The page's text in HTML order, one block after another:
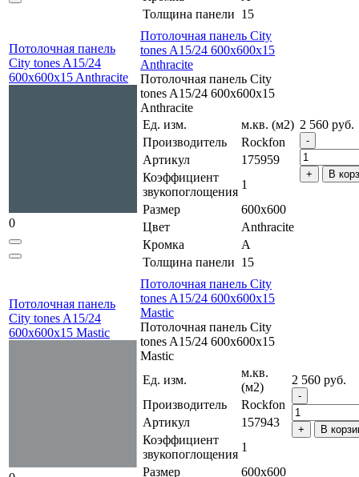
Толщина панели 15
Потолочная панель
City tones A15/24
600x600x15 Anthracite
0
Потолочная панель City
tones A15/24 600x600x15
Anthracite
Потолочная панель City
tones A15/24 600x600x15
Anthracite
Ед. изм.
м.кв. (м2)
Производитель
Rockfon
Артикул
175959
Коэффициент
звукопоглощения
1
Размер
600x600
Цвет
Anthracite
Кромка
A
Толщина панели 15
2 560 руб.
В
Потолочная панель
City tones A15/24
600x600x15 Mastic
Потолочная панель City
tones A15/24 600x600x15
Mastic
Потолочная панель City
tones A15/24 600x600x15
Mastic
Ед. изм.
м.кв.
(м2)
Производитель
Rockfon
Артикул
157943
Коэффициент
звукопоглощения
1
Размер
600x600
2 560 руб.
В